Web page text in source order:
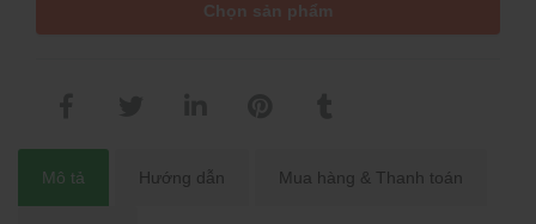
Chọn sản phẩm
Mô tả Hướng dẫn Mua hàng & Thanh toán